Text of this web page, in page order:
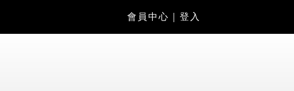
會員中心 登入